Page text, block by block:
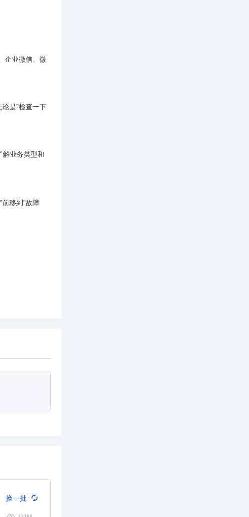
企业微信、微
是"检查一下
业务类型和
前移到"故障
换一批